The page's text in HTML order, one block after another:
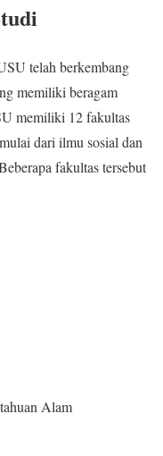
telah berkembang
memiliki beragam
memiliki 12 fakultas
dari ilmu sosial dan
fakultas tersebut
Alam